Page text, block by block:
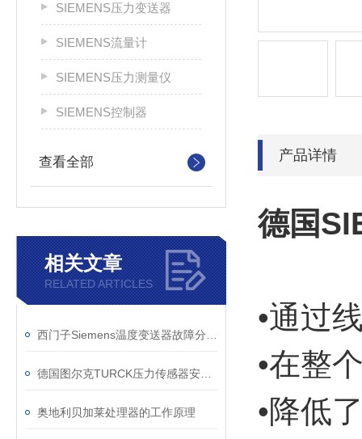
SIEMENS压力变送器
SIEMENS流量计
SIEMENS压力测量仪
SIEMENS控制器
查看全部
相关文章
RELATED ARTICLES
奥地利贝加莱处理器的工作原理
产品详情
德国
•通过
•在整
•降低